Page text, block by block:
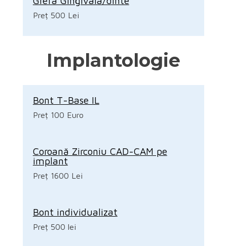
Preț 500 Lei
Implantologie
Bont T-Base IL
Preț 100 Euro
Coroană Zirconiu CAD-CAM pe
implant
Preț 1600 Lei
Bont individualizat
Preț 500 lei